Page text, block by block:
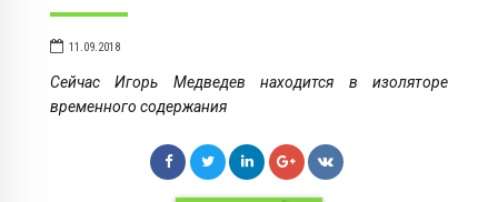
11.09.2018
Сейчас Игорь Медведев находится в изоляторе
временного содержания